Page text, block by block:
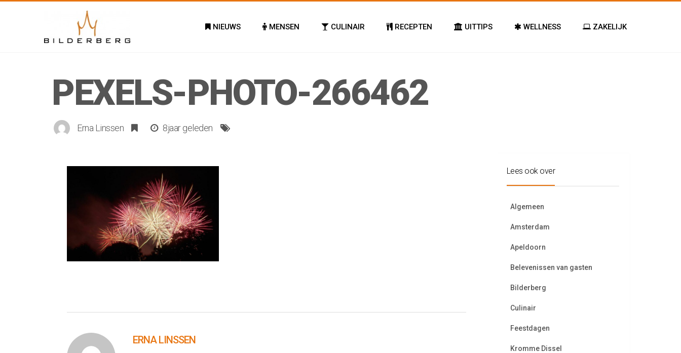
NIEUWS MENSEN CULINAIR RECEPTEN UITTIPS WELLNESS ZAKELIJK
PEXELS-PHOTO-266462
Erna Linssen 8jaar geleden
ERNA LINSSEN
Lees ook over
Algemeen
Amsterdam
Apeldoorn
Belevenissen van gasten
Bilderberg
Culinair
Feestdagen
Kromme Dissel